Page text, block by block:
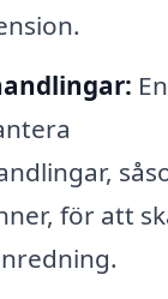
för att